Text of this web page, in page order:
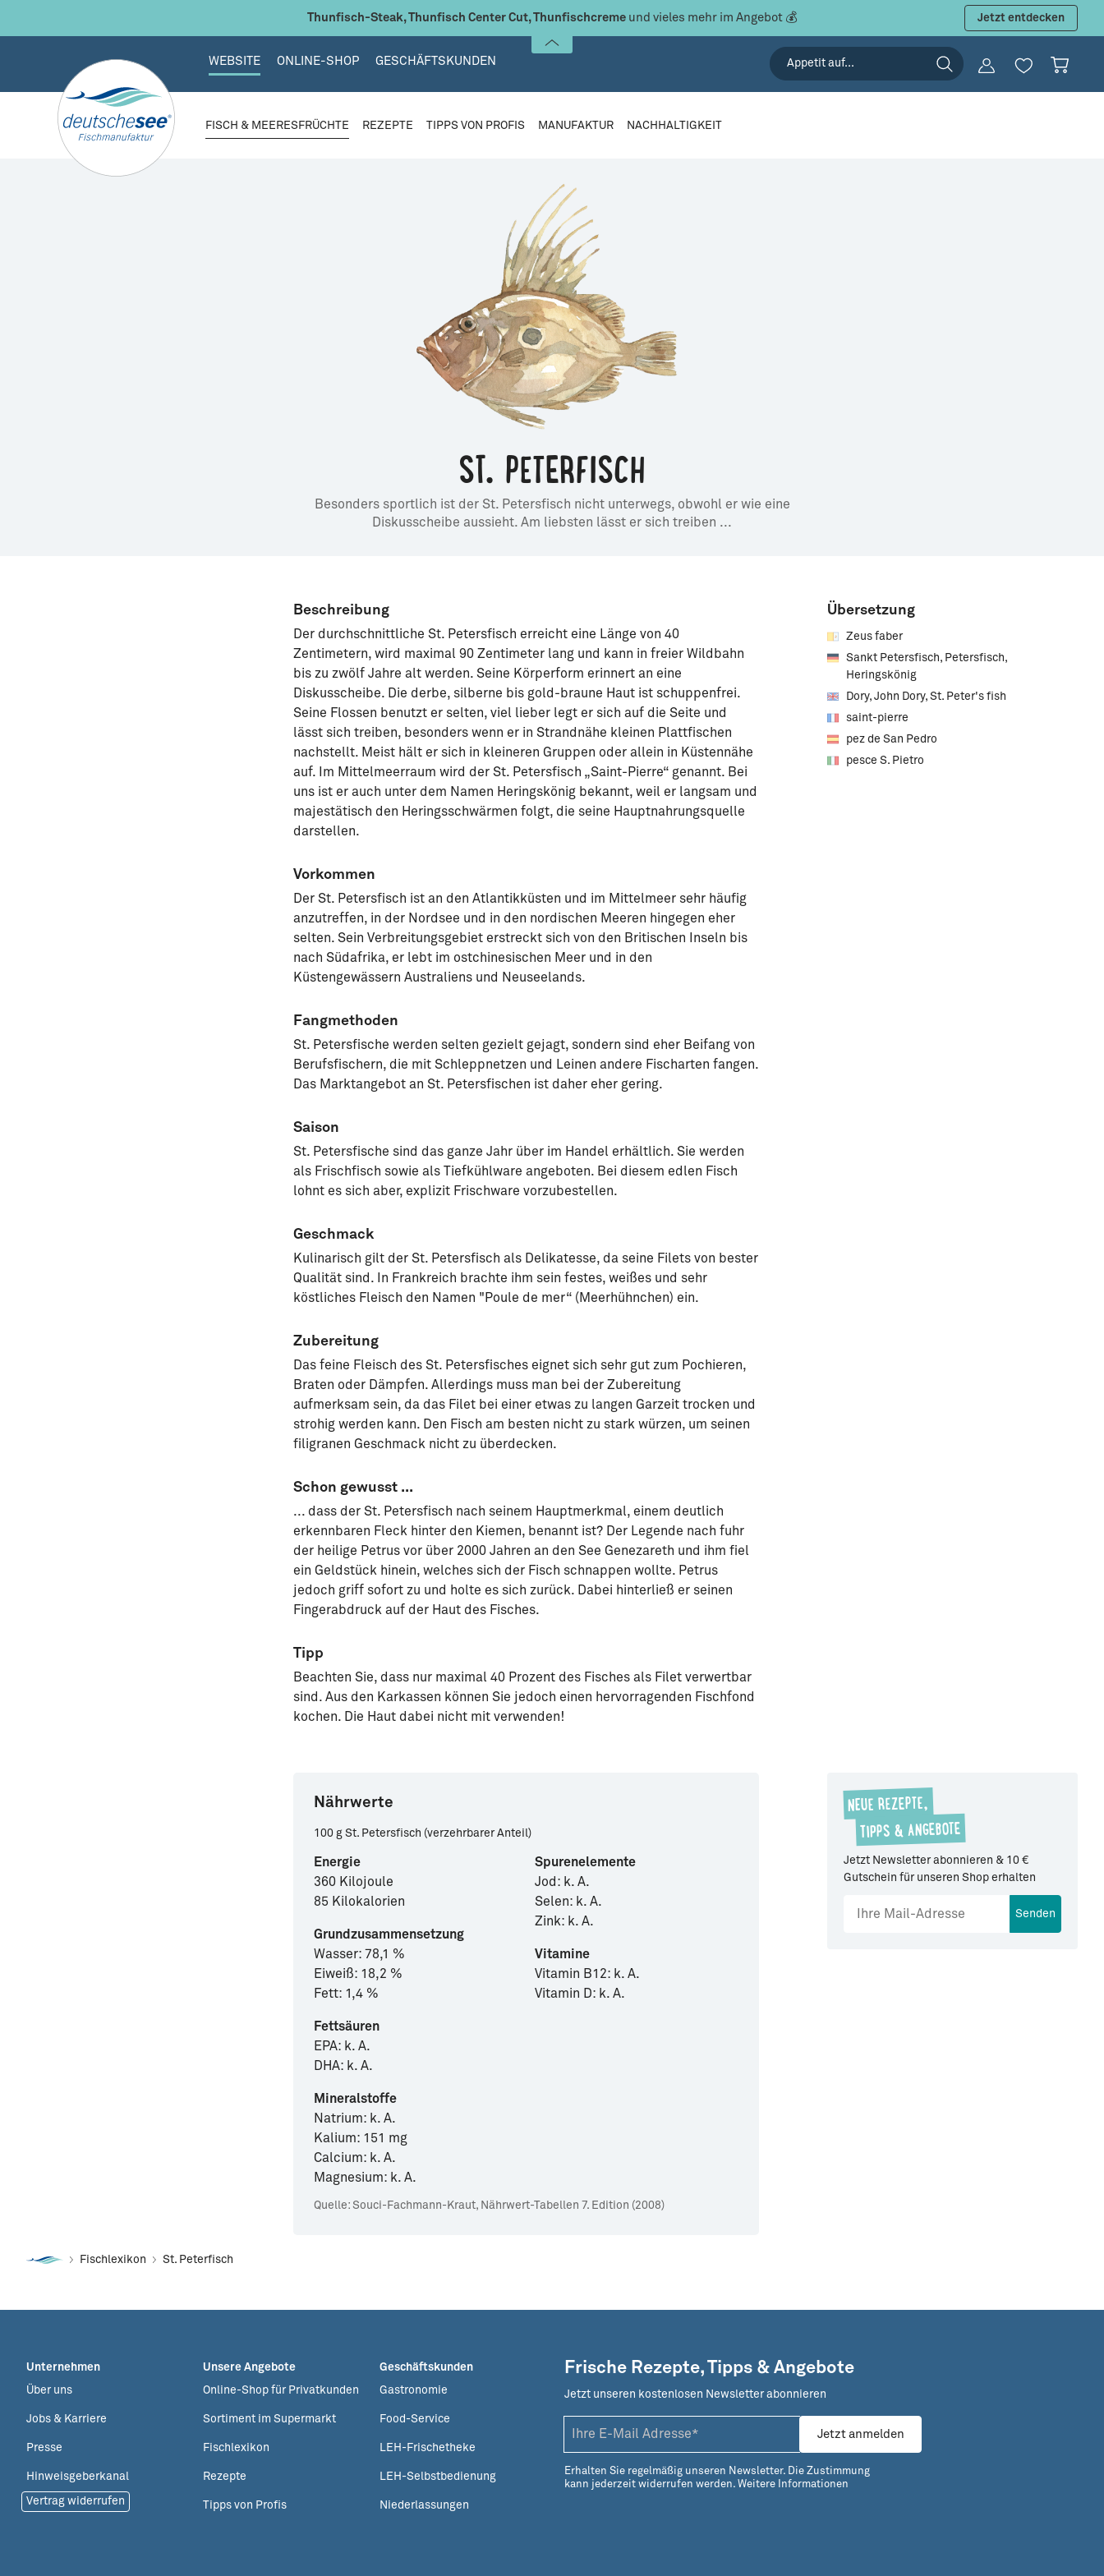
Thunfisch-Steak, Thunfisch Center Cut, Thunfischcreme und vieles mehr im Angebot 💰 Jetzt entdecken
WEBSITE ONLINE-SHOP GESCHÄFTSKUNDEN
FISCH & MEERESFRÜCHTE REZEPTE TIPPS VON PROFIS MANUFAKTUR NACHHALTIGKEIT
ST. PETERFISCH
Besonders sportlich ist der St. Petersfisch nicht unterwegs, obwohl er wie eine
Diskusscheibe aussieht. Am liebsten lässt er sich treiben ...
Beschreibung
Der durchschnittliche St. Petersfisch erreicht eine Länge von 40
Zentimetern, wird maximal 90 Zentimeter lang und kann in freier Wildbahn
bis zu zwölf Jahre alt werden. Seine Körperform erinnert an eine
Diskusscheibe. Die derbe, silberne bis gold-braune Haut ist schuppenfrei.
Seine Flossen benutzt er selten, viel lieber legt er sich auf die Seite und
lässt sich treiben, besonders wenn er in Strandnähe kleinen Plattfischen
nachstellt. Meist hält er sich in kleineren Gruppen oder allein in Küstennähe
auf. Im Mittelmeerraum wird der St. Petersfisch „Saint-Pierre“ genannt. Bei
uns ist er auch unter dem Namen Heringskönig bekannt, weil er langsam und
majestätisch den Heringsschwärmen folgt, die seine Hauptnahrungsquelle
darstellen.
Vorkommen
Der St. Petersfisch ist an den Atlantikküsten und im Mittelmeer sehr häufig
anzutreffen, in der Nordsee und in den nordischen Meeren hingegen eher
selten. Sein Verbreitungsgebiet erstreckt sich von den Britischen Inseln bis
nach Südafrika, er lebt im ostchinesischen Meer und in den
Küstengewässern Australiens und Neuseelands.
Fangmethoden
St. Petersfische werden selten gezielt gejagt, sondern sind eher Beifang von
Berufsfischern, die mit Schleppnetzen und Leinen andere Fischarten fangen.
Das Marktangebot an St. Petersfischen ist daher eher gering.
Saison
St. Petersfische sind das ganze Jahr über im Handel erhältlich. Sie werden
als Frischfisch sowie als Tiefkühlware angeboten. Bei diesem edlen Fisch
lohnt es sich aber, explizit Frischware vorzubestellen.
Geschmack
Kulinarisch gilt der St. Petersfisch als Delikatesse, da seine Filets von bester
Qualität sind. In Frankreich brachte ihm sein festes, weißes und sehr
köstliches Fleisch den Namen "Poule de mer“ (Meerhühnchen) ein.
Zubereitung
Das feine Fleisch des St. Petersfisches eignet sich sehr gut zum Pochieren,
Braten oder Dämpfen. Allerdings muss man bei der Zubereitung
aufmerksam sein, da das Filet bei einer etwas zu langen Garzeit trocken und
strohig werden kann. Den Fisch am besten nicht zu stark würzen, um seinen
filigranen Geschmack nicht zu überdecken.
Schon gewusst ...
... dass der St. Petersfisch nach seinem Hauptmerkmal, einem deutlich
erkennbaren Fleck hinter den Kiemen, benannt ist? Der Legende nach fuhr
der heilige Petrus vor über 2000 Jahren an den See Genezareth und ihm fiel
ein Geldstück hinein, welches sich der Fisch schnappen wollte. Petrus
jedoch griff sofort zu und holte es sich zurück. Dabei hinterließ er seinen
Fingerabdruck auf der Haut des Fisches.
Tipp
Beachten Sie, dass nur maximal 40 Prozent des Fisches als Filet verwertbar
sind. Aus den Karkassen können Sie jedoch einen hervorragenden Fischfond
kochen. Die Haut dabei nicht mit verwenden!
Übersetzung
Zeus faber
Sankt Petersfisch, Petersfisch,
Heringskönig
Dory, John Dory, St. Peter's fish
saint-pierre
pez de San Pedro
pesce S. Pietro
Nährwerte
100 g St. Petersfisch (verzehrbarer Anteil)
Energie
360 Kilojoule
85 Kilokalorien
Grundzusammensetzung
Wasser: 78,1 %
Eiweiß: 18,2 %
Fett: 1,4 %
Fettsäuren
EPA: k. A.
DHA: k. A.
Mineralstoffe
Natrium: k. A.
Kalium: 151 mg
Calcium: k. A.
Magnesium: k. A.
Spurenelemente
Jod: k. A.
Selen: k. A.
Zink: k. A.
Vitamine
Vitamin B12: k. A.
Vitamin D: k. A.
Quelle: Souci-Fachmann-Kraut, Nährwert-Tabellen 7. Edition (2008)
NEUE REZEPTE,
TIPPS & ANGEBOTE
Jetzt Newsletter abonnieren & 10 €
Gutschein für unseren Shop erhalten
Senden
Fischlexikon St. Peterfisch
Unternehmen
Über uns
Jobs & Karriere
Presse
Hinweisgeberkanal
Vertrag widerrufen
Unsere Angebote
Online-Shop für Privatkunden
Sortiment im Supermarkt
Fischlexikon
Rezepte
Tipps von Profis
Geschäftskunden
Gastronomie
Food-Service
LEH-Frischetheke
LEH-Selbstbedienung
Niederlassungen
Frische Rezepte, Tipps & Angebote
Jetzt unseren kostenlosen Newsletter abonnieren
Jetzt anmelden
Erhalten Sie regelmäßig unseren Newsletter. Die Zustimmung
kann jederzeit widerrufen werden. Weitere Informationen